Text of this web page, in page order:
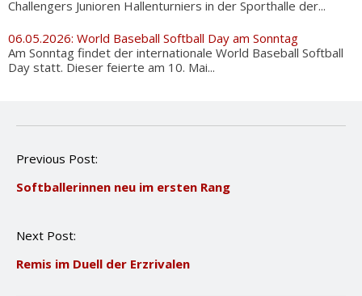
Challengers Junioren Hallenturniers in der Sporthalle der...
06.05.2026: World Baseball Softball Day am Sonntag
Am Sonntag findet der internationale World Baseball Softball
Day statt. Dieser feierte am 10. Mai...
P
s
a
i
Previous Post:
Softballerinnen neu im ersten Rang
Next Post:
Remis im Duell der Erzrivalen